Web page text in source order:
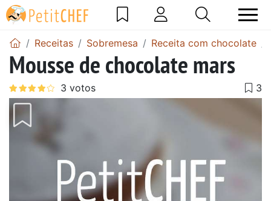
Receitas Sobremesa Receita com chocolate
Mousse de chocolate mars